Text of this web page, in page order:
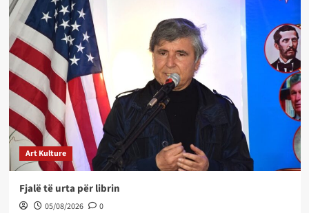
Art Kulture
Fjalë të urta për librin
05/08/2026 0